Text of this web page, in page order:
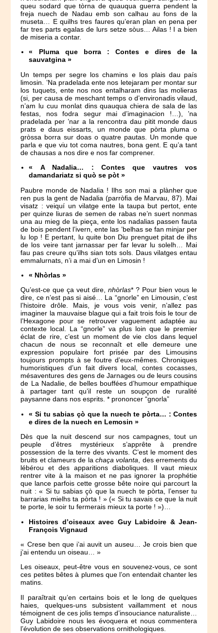
queu sodard que tòrna de quauqua guerra pendent la
freja nuech de Nadau emb son calhau au fons de la
museta… E quilhs tres faures qu’eran plan en pena per
far tres parts egalas de lurs setze sòus… Ailas ! I a bien
de miseria a contar.
« Pluma que borra : Contes e dires de la
sauvatgina »
Un temps per segre los chamins e los plais dau país
limosin. ’Na pradelada ente nos letejaram per montar sur
los tuquets, ente nos nos entalharam dins las molieras
(si, per causa de meschant temps o d’environadis vilaud,
n’am lu cuu monlat dins quauqua chiera de sala de las
festas, nos fodra segur mai d’imaginacion !…), ’na
pradelada per ’nar a la rencontra dau pitit monde daus
prats e daus eissarts, un monde que pòrta pluma o
gròssa borra sur doas o quatre pautas. Un monde que
parla e que viu tot coma nautres, bona gent. E qu’a tant
de chausas a nos dire e nos far comprener.
« A Nadalia… : Contes que vautres vos
damandariatz si quò se pòt »
Paubre monde de Nadalia ! Ilhs son mai a plànher que
ren pus la gent de Nadalia (parròfia de Marvau, 87). Mai
visatz : veiquí un vilatge ente la taupa but pertot, ente
per quinze liuras de semen de rabas ne’n suert nonmas
una au mieg de la pieça, ente los nadalias passen fauta
de bois pendent l’ivern, ente las ’belhas se fan minjar per
lu lop ! E pertant, lu quite bon Diu prenguet pitat de ilhs
de los veire tant jarnassar per far levar lu solelh… Mai
fau pas creure qu’ilhs sian tots sols. Daus vilatges entau
emmalurnats, n’i a mai d’un en Limosin !
« Nhòrlas »
Qu’est-ce que ça veut dire,nhòrlas* ? Pour bien vous le
dire, ce n’est pas si aisé… La “gnorle” en Limousin, c’est
l’histoire drôle. Mais, je vous vois venir, n’allez pas
imaginer la mauvaise blague qui a fait trois fois le tour de
l’Hexagone pour se retrouver vaguement adaptée au
contexte local. La “gnorle” va plus loin que le premier
éclat de rire, c’est un moment de vie clos dans lequel
chacun de nous se reconnaît et elle demeure une
expression populaire fort prisée par des Limousins
toujours prompts à se foutre d’eux-mêmes. Chroniques
humoristiques d’un fait divers local, contes cocasses,
mésaventures des gens de Jarnages ou de leurs cousins
de La Nadalie, de belles bouffées d’humour empathique
à partager tant qu’il reste un soupçon de ruralité
paysanne dans nos esprits. * prononcer “gnorla”
« Si tu sabias çò que la nuech te pòrta… : Contes
e dires de la nuech en Lemosin »
Dès que la nuit descend sur nos campagnes, tout un
peuple d’êtres mystérieux s’apprête à prendre
possession de la terre des vivants. C’est le moment des
bruits et clameurs de la chaça volanta, des errements du
lébérou et des apparitions diaboliques. Il vaut mieux
rentrer vite à la maison et ne pas ignorer la prophétie
que lance parfois cette grosse bête noire qui parcourt la
nuit : « Si tu sabias çò que la nuech te pòrta, l’enser tu
barrarias mielhs ta pòrta ! » (« Si tu savais ce que la nuit
te porte, le soir tu fermerais mieux ta porte ! »)…
Histoires d’oiseaux avec Guy Labidoire & Jean-
François Vignaud
« Crese ben que i’ai auvit un auseu… Je crois bien que
j’ai entendu un oiseau… »
Les oiseaux, peut-être vous en souvenez-vous, ce sont
ces petites bêtes à plumes que l’on entendait chanter les
matins.
Il paraîtrait qu’en certains bois et le long de quelques
haies, quelques-uns subsistent vaillamment et nous
témoignent de ces jolis temps d’insouciance naturaliste…
Guy Labidoire nous les évoquera et nous commentera
l’évolution de ses observations ornithologiques.